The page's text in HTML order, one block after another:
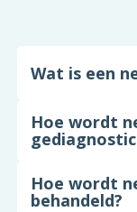
Wat is een
Hoe wordt
Hoe wordt
behandeld?